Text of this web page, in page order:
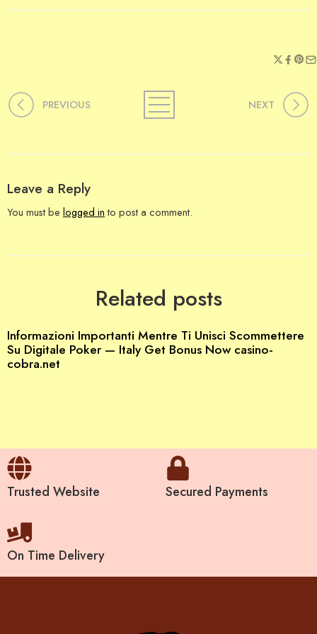
PREVIOUS NEXT
Leave a Reply
You must be logged into post a comment.
Related posts
Informazioni Importanti Mentre Ti Unisci Scommettere
Su Digitale Poker — Italy Get Bonus Now casino-
cobra.net
Trusted Website Secured Payments
On Time Delivery